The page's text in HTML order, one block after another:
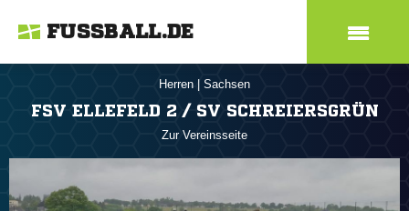
FUSSBALL.DE
Herren Sachsen
FSV ELLEFELD 2 / SV SCHREIERSGRÜN
Zur Vereinsseite